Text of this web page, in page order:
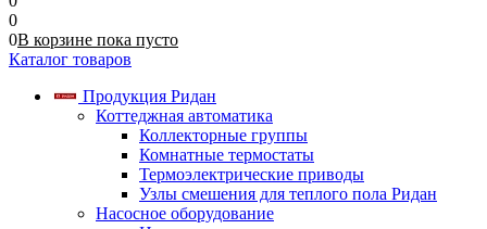
0
0В корзине пока пусто
Каталог товаров
Продукция Ридан
Коттеджная автоматика
Коллекторные группы
Комнатные термостаты
Термоэлектрические приводы
Узлы смешения для теплого пола Ридан
Насосное оборудование